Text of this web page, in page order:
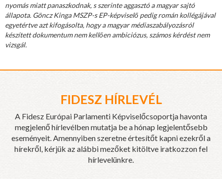
nyomás miatt panaszkodnak, s szerinte aggasztó a magyar sajtó
állapota. Göncz Kinga MSZP-s EP-képviselő pedig román kollégájával
egyetértve azt kifogásolta, hogy a magyar médiaszabályozásról
készített dokumentum nem kellően ambiciózus, számos kérdést nem
vizsgál.
FIDESZ HÍRLEVÉL
A Fidesz Európai Parlamenti Képviselőcsoportja havonta
megjelenő hírlevélben mutatja be a hónap legjelentősebb
eseményeit. Amennyiben szeretne értesítőt kapni ezekről a
hírekről, kérjük az alábbi mezőket kitöltve iratkozzon fel
hírlevelünkre.